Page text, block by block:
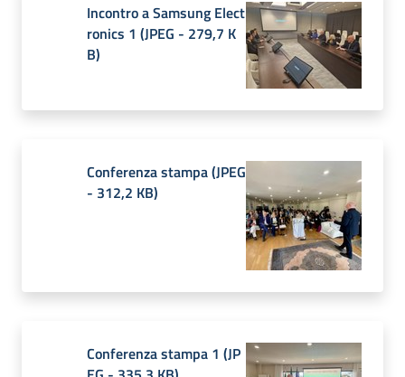
Incontro a Samsung Elect
ronics 1 (JPEG - 279,7 K
B)
Conferenza stampa(JPEG
- 312,2 KB)
Conferenza stampa 1 (JP